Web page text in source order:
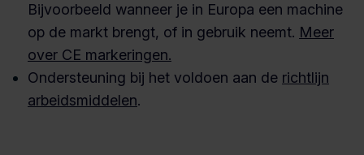
Bijvoorbeeld wanneer je in Europa een machine
op de markt brengt, of in gebruik neemt. Meer
over CE markeringen.
Ondersteuning bij het voldoen aan de richtlijn
arbeidsmiddelen.